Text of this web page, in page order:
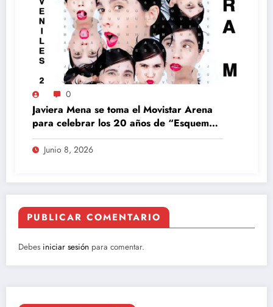
0
Javiera Mena se toma el Movistar Arena
para celebrar los 20 años de “Esquemas
Juveniles”
Junio 8, 2026
PUBLICAR COMENTARIO
Debes iniciar sesión para comentar.